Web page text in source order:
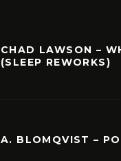
CHAD LAWSON –
(SLEEP REWORKS)
A. BLOMQVIST –